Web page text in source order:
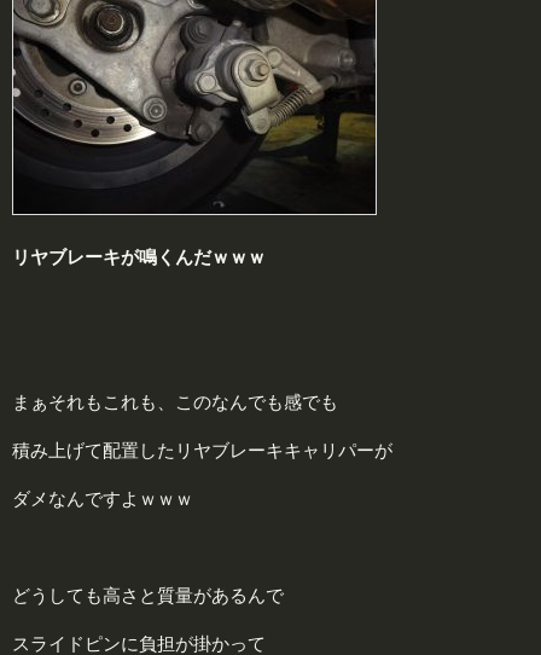
リヤブレーキが鳴くんだｗｗｗ
まぁそれもこれも、このなんでも感でも
積み上げて配置したリヤブレーキキャリパーが
ダメなんですよｗｗｗ
どうしても高さと質量があるんで
スライドピンに負担が掛かって